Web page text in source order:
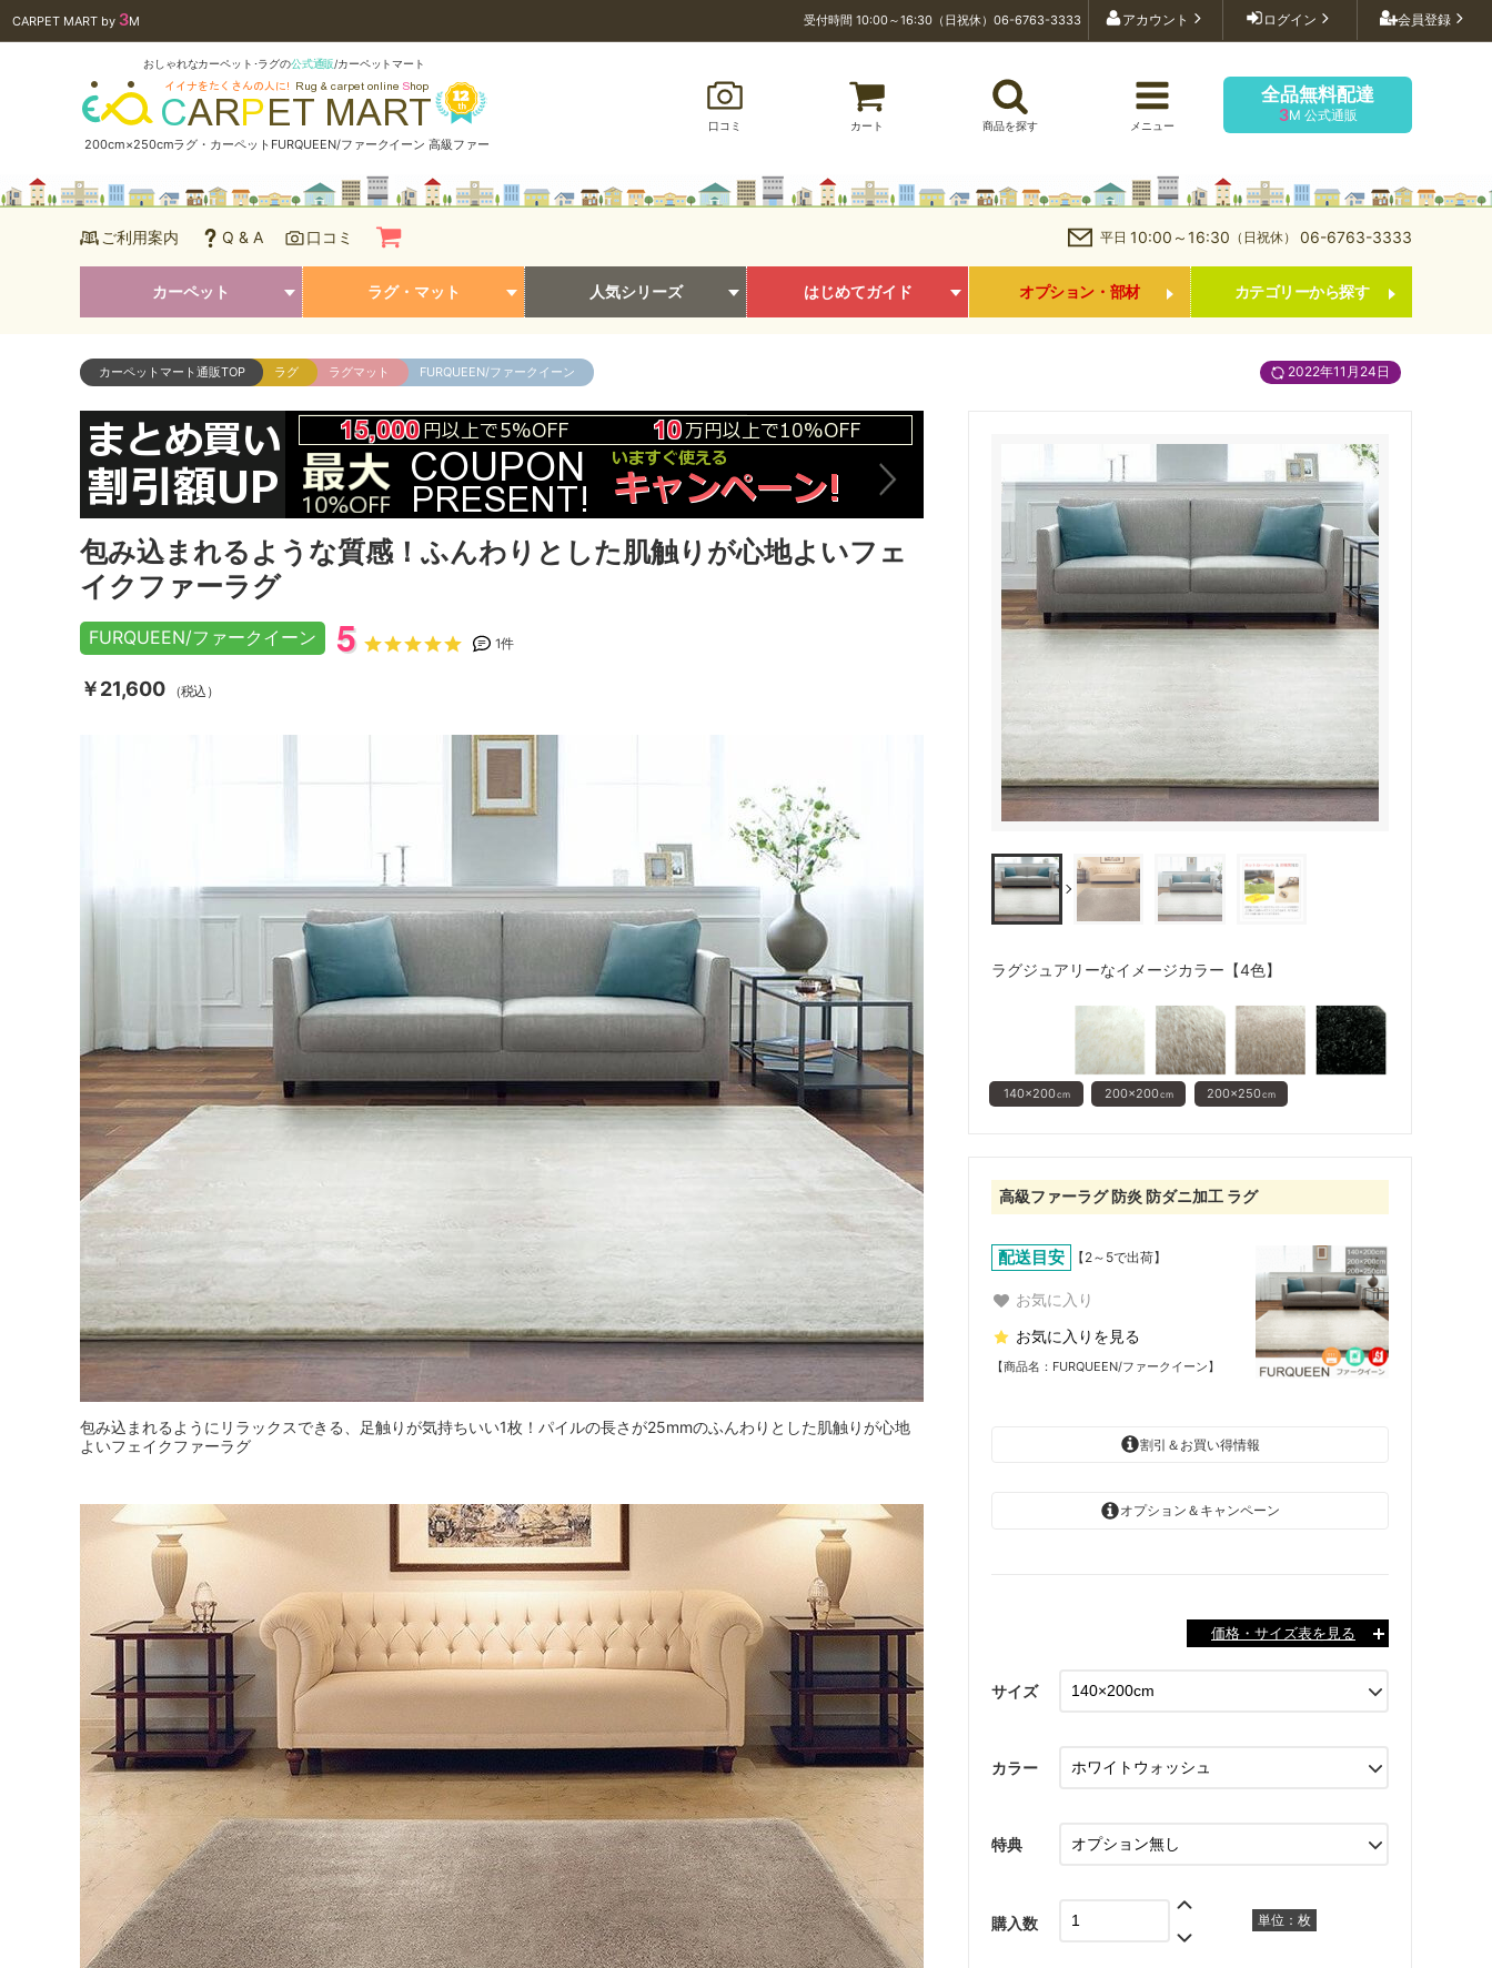
会員登録
ログイン
アカウント
CARPET MART by 3M 受付時間 10:00～16:30（日祝休） 06-6763-3333
200cm×250cmラグ・カーペットFURQUEEN/ファークイーン 高級ファー
おしゃれなカーペット･ラグの公式通販/カーペットマート
口コミ カート 商品を探す メニュー
全品無料配達
3M 公式通販
ご利用案内 Q & A 口コミ 平日 10:00～16:30 （日祝休） 06-6763-3333
カーペット ラグ・マット 人気シリーズ はじめてガイド オプション・部材 カテゴリーから探す
カーペットマート通販TOP ラグ ラグマット FURQUEEN/ファークイーン 2022年11月24日
ラグジュアリーなイメージカラー【4色】
140×200cm 200×200cm 200×250cm
高級ファーラグ 防炎 防ダニ加工 ラグ
配送目安 【2～5で出荷】
お気に入り
お気に入りを見る
【商品名：FURQUEEN/ファークイーン】
割引＆お買い得情報
1万5千円以上のお買い上げで5%OFF
詳細はコチラ！ ≫
オプション＆キャンペーン
滑り止めシールの詳細を見る
価格・サイズ表を見る
SALE
サイズ
カラー
特典
購入数 単位：枚
包み込まれるような質感！ふんわりとした肌触りが心地よいフェ
イクファーラグ
FURQUEEN/ファークイーン 5 1件
￥21,600 （税込）
包み込まれるようにリラックスできる、足触りが気持ちいい1枚！パイルの長さが25mmのふんわりとした肌触りが心地
よいフェイクファーラグ